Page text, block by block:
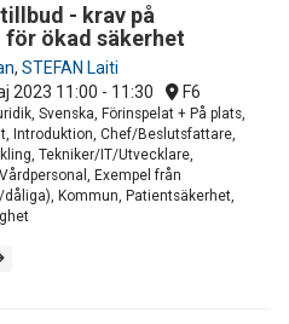
- krav på
ökad säkerhet
, STEFAN Laiti
2023 11:00 - 11:30 F6
Svenska, Förinspelat + På plats,
Introduktion, Chef/Beslutsfattare,
Tekniker/IT/Utvecklare,
Exempel från
Kommun, Patientsäkerhet,